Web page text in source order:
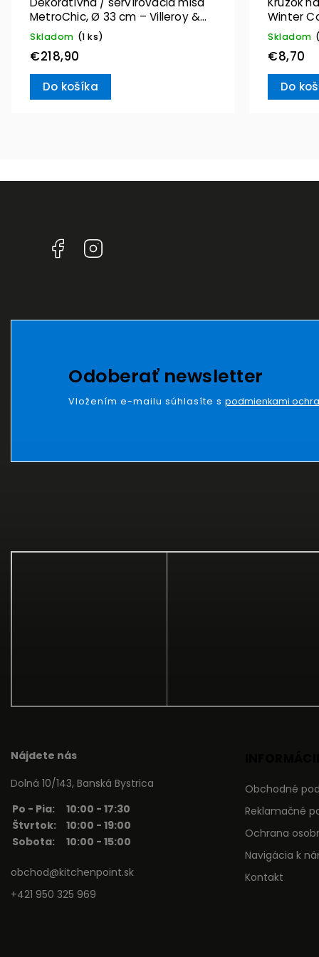
MetroChic, Ø 33 cm – Villeroy &
Boch
Skladom (1 ks)
€218,90
Do košíka
Winter
Villeroy
Skladom
€8,70
Do
Facebook
Odoberať newsletter
Vložením e-mailu súhlasíte s podmienkami
Nájdete nás
Dolná 10/143, Banská Bystrica
Po - Pia:
10:00 - 17:30
Štvrtok:
10:00 - 19:00
Sobota:
10:00 - 15:00
obchod@kitchenpoint.sk
+421 950 325 969
Obchodné
Reklamačné
Ochrana
Navigácia k
Kontakt